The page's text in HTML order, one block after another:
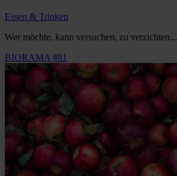
Essen & Trinken
Wer möchte, kann versuchen, zu verzichten...
BIORAMA #81